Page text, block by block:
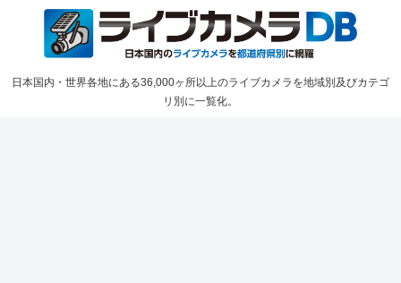
日本国内・世界各地にある36,000ヶ所以上のライブカメラを地域別及びカテゴ
リ別に一覧化。